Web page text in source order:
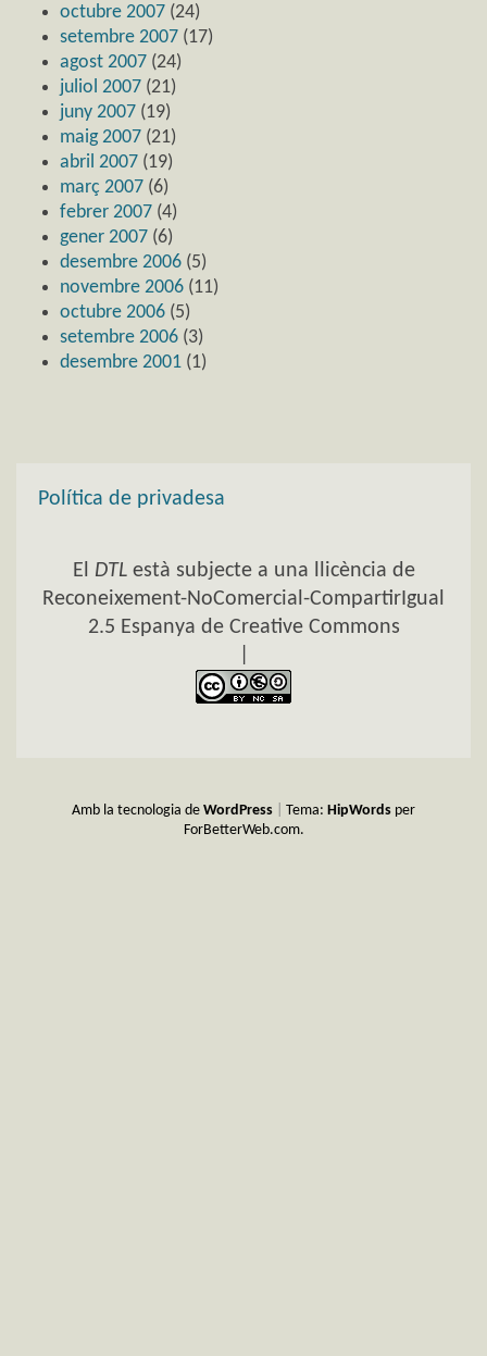
octubre 2007 (24)
setembre 2007 (17)
agost 2007 (24)
juliol 2007 (21)
juny 2007 (19)
maig 2007 (21)
abril 2007 (19)
març 2007 (6)
febrer 2007 (4)
gener 2007 (6)
desembre 2006 (5)
novembre 2006 (11)
octubre 2006 (5)
setembre 2006 (3)
desembre 2001 (1)
Política de privadesa
El DTLestà subjecte a una llicència de
Reconeixement-NoComercial-CompartirIgual
2.5 Espanya de Creative Commons
Amb la tecnologia de WordPress Tema: HipWords per
ForBetterWeb.com.